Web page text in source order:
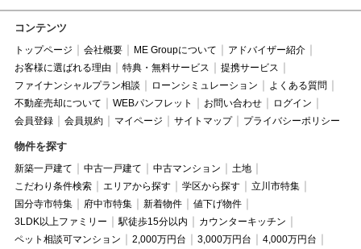
コンテンツ
トップページ 会社概要 ME Groupについて
アドバイザー紹介
お客様に選ばれる理由
特典・無料サービス
提携サービス
ファイナンシャルプラン相談
ローンシミュレーション
よくある質問
不動産売却について
WEBパンフレット お問い合わせ
ログイン
会員登録
会員規約 マイページ サイトマップ プライバシーポリシー
物件を探す
新築一戸建て 中古一戸建て 中古マンション
土地
こだわり条件検索
エリアから探す 学区から探す
立川市特集
国分寺市特集
府中市特集 新着物件
値下げ物件
3LDK以上ファミリー
駅徒歩15分以内
カウンターキッチン
ペット相談可マンション
2,000万円台 3,000万円台
4,000万円台